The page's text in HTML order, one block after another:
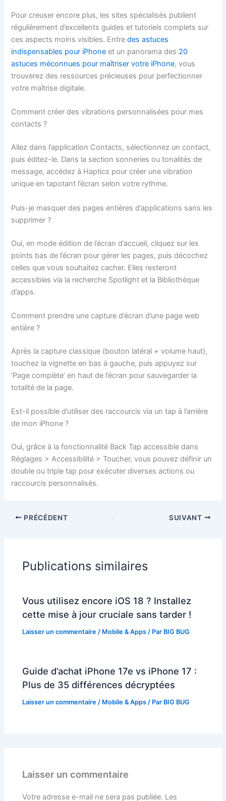
Pour creuser encore plus, les sites spécialisés publient
régulièrement d’excellents guides et tutoriels complets sur
ces aspects moins visibles. Entredes astuces
indispensables pour iPhone et un panorama des 20
astuces méconnues pour maîtriser votre iPhone, vous
trouverez des ressources précieuses pour perfectionner
votre maîtrise digitale.
Comment créer des vibrations personnalisées pour mes
contacts ?
Allez dans l’application Contacts, sélectionnez un contact,
puis éditez-le. Dans la section sonneries ou tonalités de
message, accédez à Haptics pour créer une vibration
unique en tapotant l’écran selon votre rythme.
Puis-je masquer des pages entières d’applications sans les
supprimer ?
Oui, en mode édition de l’écran d’accueil, cliquez sur les
points bas de l’écran pour gérer les pages, puis décochez
celles que vous souhaitez cacher. Elles resteront
accessibles via la recherche Spotlight et la Bibliothèque
d’apps.
Comment prendre une capture d’écran d’une page web
entière ?
Après la capture classique (bouton latéral + volume haut),
touchez la vignette en bas à gauche, puis appuyez sur
‘Page complète’ en haut de l’écran pour sauvegarder la
totalité de la page.
Est-il possible d’utiliser des raccourcis via un tap à l’arrière
de mon iPhone ?
Oui, grâce à la fonctionnalité Back Tap accessible dans
Réglages > Accessibilité > Toucher, vous pouvez définir un
double ou triple tap pour exécuter diverses actions ou
raccourcis personnalisés.
PRÉCÉDENT SUIVANT
Publications similaires
Vous utilisez encore iOS 18 ? Installez
cette mise à jour cruciale sans tarder !
Laisser un commentaire / Mobile & Apps / Par BIG BUG
Guide d’achat iPhone 17e vs iPhone 17 :
Plus de 35 différences décryptées
Laisser un commentaire / Mobile & Apps / Par BIG BUG
Laisser un commentaire
Votre adresse e-mail ne sera pas publiée. Les